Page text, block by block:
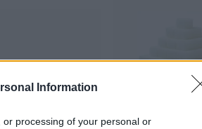
Information
processing of your personal or